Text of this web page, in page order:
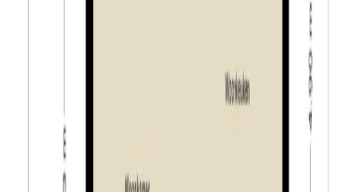
Notarissen. Het is in geen gevallen toegestaan om de
Het doel van de verkoop van woningen in deze wijk is
het klimaat verder te optimaliseren en ervoor zorg te
dragen dat er een goede balans is tussen het aantal
koop- en huurwoningen.
Het is koper daarom niet toegestaan de onroerende
zaak geheel of gedeeltelijk te verhuren of in bruikleen af